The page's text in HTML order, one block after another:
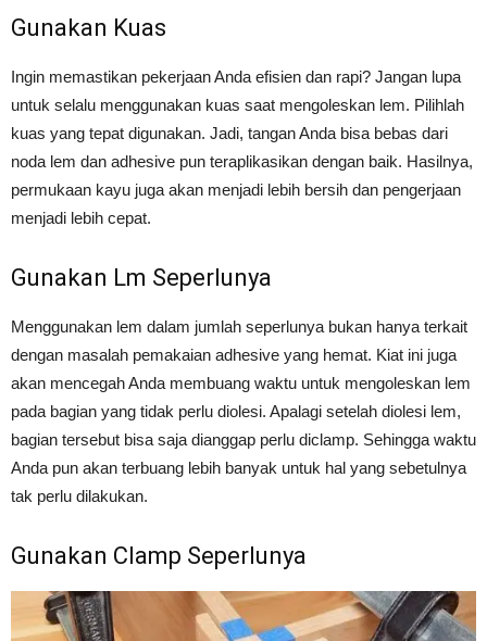
Gunakan Kuas
Ingin memastikan pekerjaan Anda efisien dan rapi? Jangan lupa
untuk selalu menggunakan kuas saat mengoleskan lem. Pilihlah
kuas yang tepat digunakan. Jadi, tangan Anda bisa bebas dari
noda lem dan adhesive pun teraplikasikan dengan baik. Hasilnya,
permukaan kayu juga akan menjadi lebih bersih dan pengerjaan
menjadi lebih cepat.
Gunakan Lm Seperlunya
Menggunakan lem dalam jumlah seperlunya bukan hanya terkait
dengan masalah pemakaian adhesive yang hemat. Kiat ini juga
akan mencegah Anda membuang waktu untuk mengoleskan lem
pada bagian yang tidak perlu diolesi. Apalagi setelah diolesi lem,
bagian tersebut bisa saja dianggap perlu diclamp. Sehingga waktu
Anda pun akan terbuang lebih banyak untuk hal yang sebetulnya
tak perlu dilakukan.
Gunakan Clamp Seperlunya